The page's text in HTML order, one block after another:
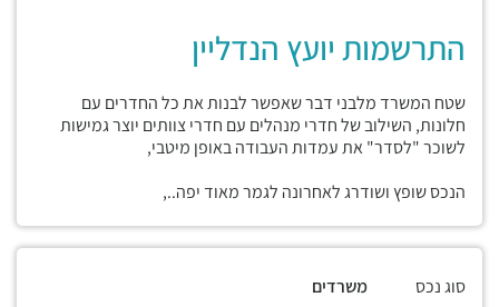
התרשמות יועץ הנדליין
שטח המשרד מלבני דבר שאפשר לבנות את כל החדרים עם
חלונות, השילוב של חדרי מנהלים עם חדרי צוותים יוצר גמישות
לשוכר "לסדר" את עמדות העבודה באופן מיטבי,
הנכס שופץ ושודרג לאחרונה לגמר מאוד יפה..,
סוג נכס
משרדים